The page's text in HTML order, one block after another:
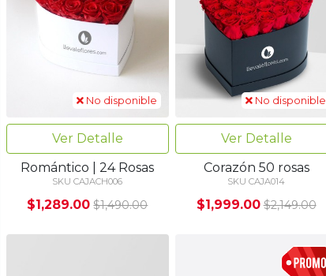
No disponible
Ver Detalle
Romántico | 24 Rosas
SKU CAJACH006
$1,289.00 $1,490.00
No disponible
Ver Detalle
Corazón 50 rosas
SKU CAJA014
$1,999.00 $2,149.00